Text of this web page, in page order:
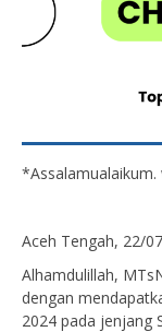
*Assalamualaikum.
Aceh Tengah, 22/
Alhamdulillah,
dengan
2024 pada jenjang